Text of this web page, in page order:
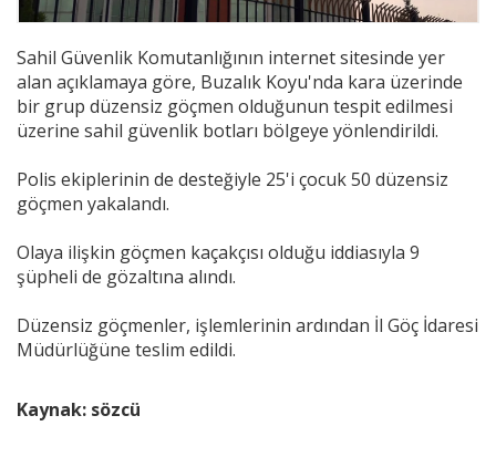
Sahil Güvenlik Komutanlığının internet sitesinde yer
alan açıklamaya göre, Buzalık Koyu'nda kara üzerinde
bir grup düzensiz göçmen olduğunun tespit edilmesi
üzerine sahil güvenlik botları bölgeye yönlendirildi.
Polis ekiplerinin de desteğiyle 25'i çocuk 50 düzensiz
göçmen yakalandı.
Olaya ilişkin göçmen kaçakçısı olduğu iddiasıyla 9
şüpheli de gözaltına alındı.
Düzensiz göçmenler, işlemlerinin ardından İl Göç İdaresi
Müdürlüğüne teslim edildi.
Kaynak: sözcü